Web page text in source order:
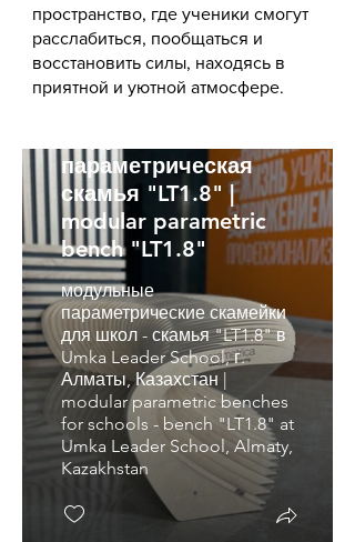
пространство, где ученики смогут
расслабиться, пообщаться и
восстановить силы, находясь в
приятной и уютной атмосфере.
параметрическая
скамья "LT1.8" |
modular parametric
bench "LT1.8"
модульные
параметрические скамейки
для школ - скамья "LT1.8" в
Umka Leader School, г.
Алматы, Казахстан |
modular parametric benches
for schools - bench "LT1.8" at
Umka Leader School, Almaty,
Kazakhstan